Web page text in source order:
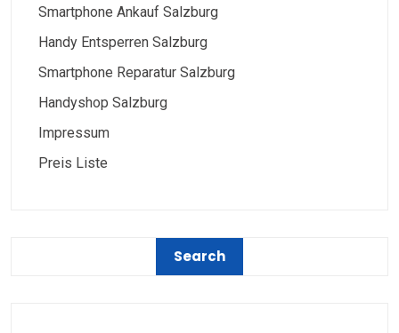
Smartphone Ankauf Salzburg
Handy Entsperren Salzburg
Smartphone Reparatur Salzburg
Handyshop Salzburg
Impressum
Preis Liste